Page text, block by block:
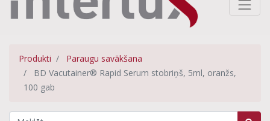
Produkti
Paraugu savākšana
BD Vacutainer® Rapid Serum stobriņš, 5ml, oranžs,
100 gab